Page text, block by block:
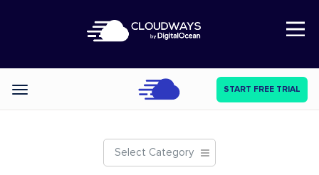
Open Nav
Categories START FREE TRIAL
Select Category